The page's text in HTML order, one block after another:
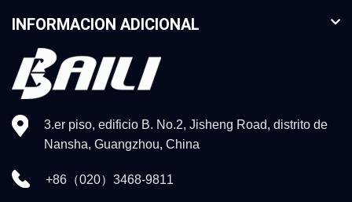
INFORMACION ADICIONAL
3.er piso, edificio B. No.2, Jisheng Road, distrito de
Nansha, Guangzhou, China
+86（020）3468-9811